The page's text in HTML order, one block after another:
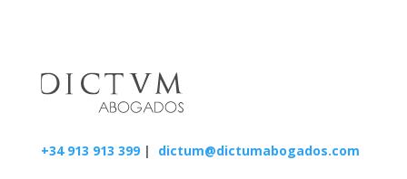
+34 913 913 399| dictum@dictumabogados.com